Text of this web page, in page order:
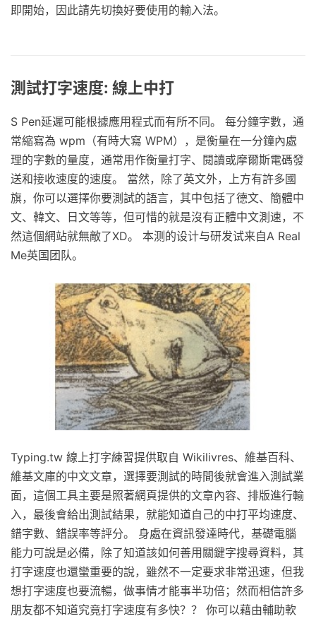
即開始，因此請先切換好要使用的輸入法。
測試打字速度: 線上中打
S Pen延遲可能根據應用程式而有所不同。 每分鐘字數，通
常縮寫為 wpm（有時大寫 WPM），是衡量在一分鐘內處
理的字數的量度，通常用作衡量打字、閱讀或摩爾斯電碼發
送和接收速度的速度。 當然，除了英文外，上方有許多國
旗，你可以選擇你要測試的語言，其中包括了德文、簡體中
文、韓文、日文等等，但可惜的就是沒有正體中文測速，不
然這個網站就無敵了XD。 本测的设计与研发试来自A Real
Me英国团队。
Typing.tw 線上打字練習提供取自 Wikilivres、維基百科、
維基文庫的中文文章，選擇要測試的時間後就會進入測試業
面，這個工具主要是照著網頁提供的文章內容、排版進行輸
入，最後會給出測試結果，就能知道自己的中打平均速度、
錯字數、錯誤率等評分。 身處在資訊發達時代，基礎電腦
能力可說是必備，除了知道該如何善用關鍵字搜尋資料，其
打字速度也還蠻重要的說，雖然不一定要求非常迅速，但我
想打字速度也要流暢，做事情才能事半功倍；然而相信許多
朋友都不知道究竟打字速度有多快？？ 你可以藉由輔助軟